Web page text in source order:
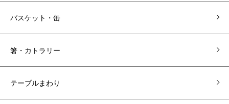
バスケット・缶
箸・カトラリー
テーブルまわり